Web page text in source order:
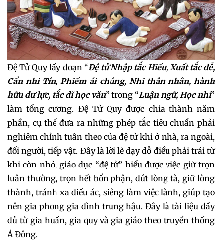
Đệ Tử Quy lấy đoạn “Đệ tử Nhập tắc Hiếu, Xuất tắc đễ,
Cẩn nhi Tín, Phiếm ái chúng, Nhi thân nhân, hành
hữu dư lực, tắc dĩ học văn” trong “Luận ngữ, Học nhi”
làm tổng cương. Đệ Tử Quy được chia thành năm
phần, cụ thể đưa ra những phép tắc tiêu chuẩn phải
nghiêm chỉnh tuân theo của đệ tử khi ở nhà, ra ngoài,
đối người, tiếp vật. Đây là lời lẽ dạy dỗ điều phải trái từ
khi còn nhỏ, giáo dục “đệ tử” hiểu được việc giữ trọn
luân thường, trọn hết bổn phận, dứt lòng tà, giữ lòng
thành, tránh xa điều ác, siêng làm việc lành, giúp tạo
nên gia phong gia đình trung hậu. Đây là tài liệu đầy
đủ từ gia huấn, gia quy và gia giáo theo truyền thống
Á Đông.